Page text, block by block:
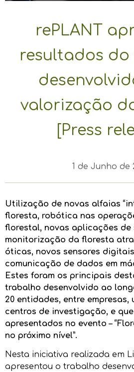
rePLANT
resultados
valorização
[Press
1 de Junho de
Utilização de novas alfaias
floresta, robótica nas
florestal, novas aplicações de
monitorização da floresta
óticas, novos sensores
comunicação de dados em
Estes foram os principais
trabalho desenvolvido ao
20 entidades, entre empresas,
centros de investigação, e
apresentados no evento –
no próximo nível”.
Nesta iniciativa realizada em
apresentou o trabalho